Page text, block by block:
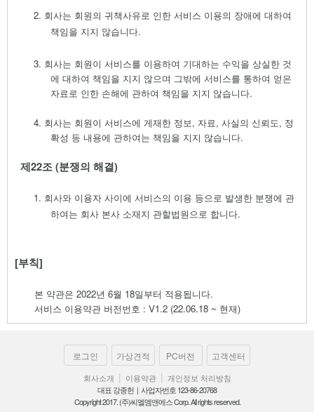
2. 회사는 회원의 귀책사유로 인한 서비스 이용의 장애에 대하여
책임을 지지 않습니다.
3. 회사는 회원이 서비스를 이용하여 기대하는 수익을 상실한 것
에 대하여 책임을 지지 않으며 그밖에 서비스를 통하여 얻은
자료로 인한 손해에 관하여 책임을 지지 않습니다.
4. 회사는 회원이 서비스에 게재한 정보, 자료, 사실의 신뢰도, 정
확성 등 내용에 관하여는 책임을 지지 않습니다.
제22조(분쟁의 해결)
1. 회사와 이용자 사이에 서비스의 이용 등으로 발생한 분쟁에 관
하여는 회사 본사 소재지 관할법원으로 합니다.
[부칙]
본 약관은 2022년 6월 18일부터 적용됩니다.
서비스 이용약관 버전번호 : V1.2 (22.06.18 ~ 현재)
로그인 가상견적 PC버전 고객센터
회사소개 | 이용약관 | 개인정보 처리방침
대표 강종헌 | 사업자번호 123-86-20768
Copyright 2017. (주)씨엘엠앤에스 Corp. All rights reserved.